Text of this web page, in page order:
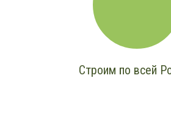
Строим по всей